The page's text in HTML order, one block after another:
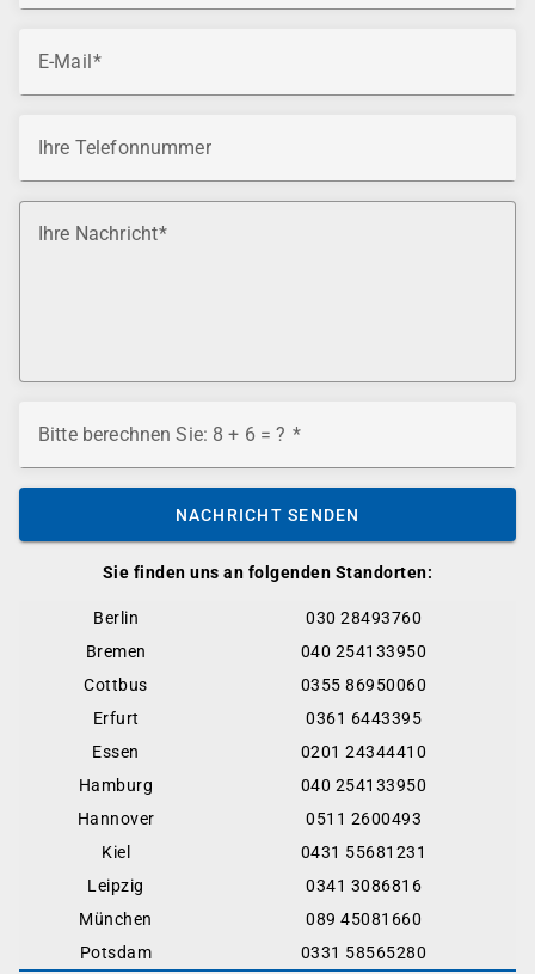
Sie finden uns an folgenden Standorten:
Berlin
030 28493760
Bremen
040 254133950
Cottbus
0355 86950060
Erfurt
0361 6443395
Essen
0201 24344410
Hamburg
040 254133950
Hannover
0511 2600493
Kiel
0431 55681231
Leipzig
0341 3086816
München
089 45081660
Potsdam
0331 58565280
E-Mail
Ihre Telefonnummer
Ihre Nachricht
Bitte berechnen Sie: 8 + 6 = ?
NACHRICHT SENDEN